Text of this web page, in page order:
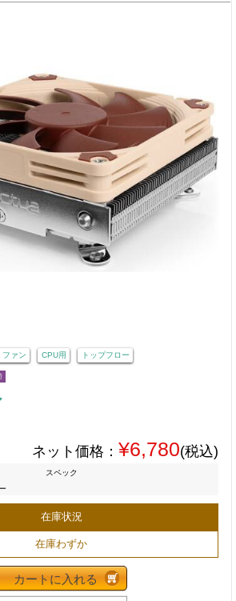
ファン CPU用 トップフロー
ネット価格： ¥6,780(税込)
スペック
在庫状況
在庫わずか
カートに入れる